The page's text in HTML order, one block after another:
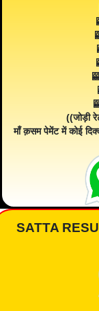
((जोड़ी
माँ क़सम पेमेंट में कोई
SATTA